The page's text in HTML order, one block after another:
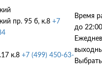
пр. 95 б, к.8 +7
к.8 +7 (499) 450-63-
Время
до 22:00